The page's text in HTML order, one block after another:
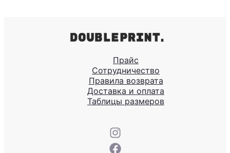
Прайс
Сотрудничество
Правила возврата
Доставка и оплата
Таблицы размеров